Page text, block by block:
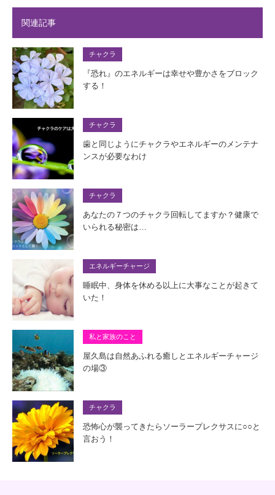
関連記事
チャクラ
『恐れ』のエネルギーは幸せや豊かさをブロック
する！
チャクラ
歯と同じようにチャクラやエネルギーのメンテナ
ンスが必要なわけ
チャクラ
あなたの７つのチャクラ回転してますか？健康で
いられる秘密は…
エネルギーチャージ
睡眠中、身体を休める以上に大事なことが起きて
いた！
私と家族のこと
屋久島は自然あふれる癒しとエネルギーチャージ
の場③
チャクラ
恐怖心が襲ってきたらソーラープレクサスに○○と
言おう！